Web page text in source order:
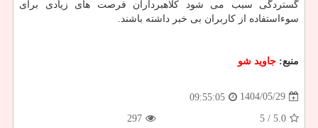
گستردگی سبب می شود کلاهبرداران فرصت های زیادی برای
سوءاستفاده از کاربران بی خبر داشته باشند.
منبع: جاوید شو
1404/05/29
09:55:05
5.0
/ 5
297